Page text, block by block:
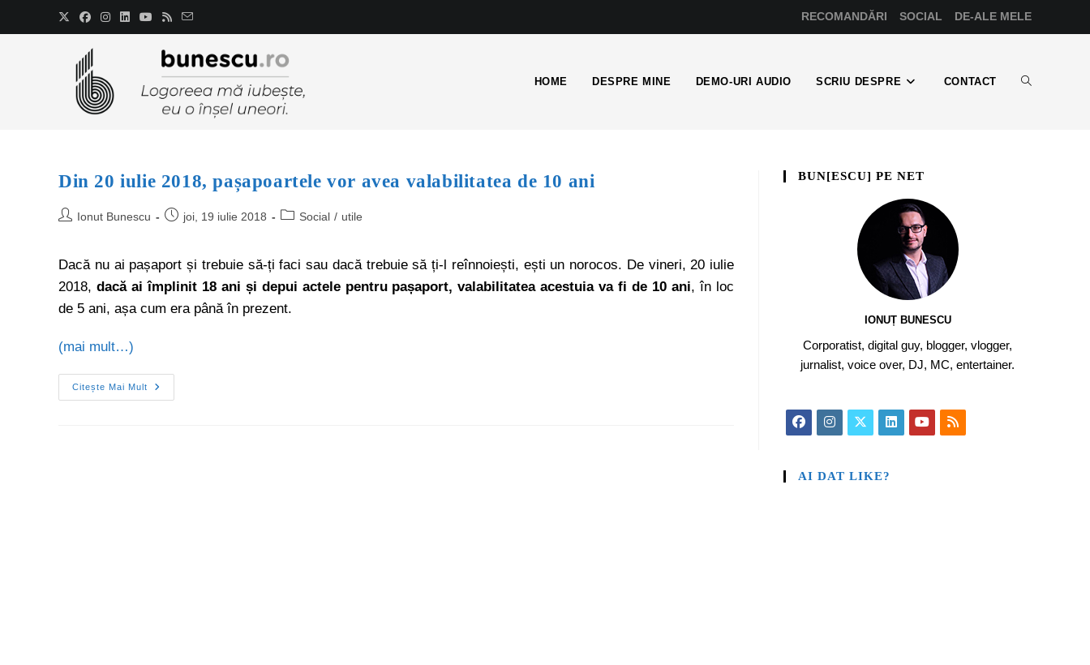
RECOMANDĂRI SOCIAL DE-ALE MELE
HOME DESPRE MINE DEMO-URI AUDIO SCRIU DESPRE CONTACT
Din 20 iulie 2018, pașapoartele vor avea valabilitatea de 10 ani
Ionut Bunescu joi, 19 iulie 2018 Social / utile
Dacă nu ai pașaport și trebuie să-ți faci sau dacă trebuie să ți-l reînnoiești, ești un norocos. De vineri, 20 iulie
2018, dacă ai împlinit 18 ani și depui actele pentru pașaport, valabilitatea acestuia va fi de 10 ani, în loc
de 5 ani, așa cum era până în prezent.
(mai mult…)
Citește Mai Mult
BUN[ESCU] PE NET
IONUȚ BUNESCU
Corporatist, digital guy, blogger, vlogger,
jurnalist, voice over, DJ, MC, entertainer.
AI DAT LIKE?